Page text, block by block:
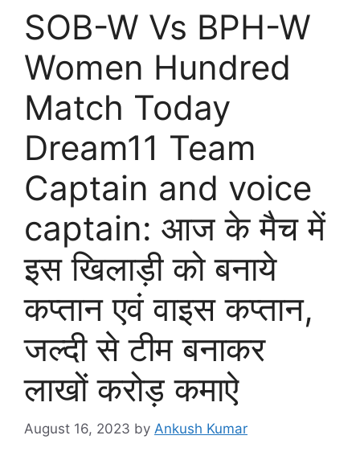
SOB-W Vs BPH-W
Women Hundred
Match Today
Dream11 Team
Captain and voice
captain: आज के मैच में
इस खिलाड़ी को बनाये
कप्तान एवं वाइस कप्तान,
जल्दी से टीम बनाकर
लाखों करोड़ कमाऐ
August 16, 2023 by Ankush Kumar